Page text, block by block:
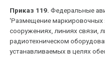
Приказ 119. Федеральные
'Размещение маркировочных
сооружениях, линиях связи,
радиотехническом
устанавливаемых в целях